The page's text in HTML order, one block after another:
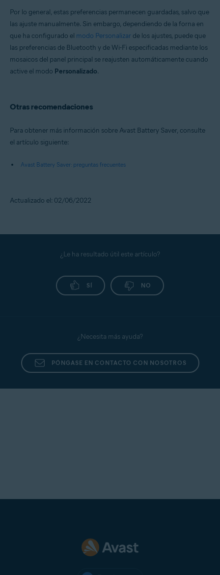
Por lo general, estas preferencias permanecen guardadas, salvo que
las ajuste manualmente. Sin embargo, dependiendo de la forna en
que ha configurado el modo Personalizar de los ajustes, puede que
las preferencias de Bluetooth y de Wi-Fi especificadas mediante los
mosaicos del panel principal se reajusten automáticamente cuando
active el modo Personalizado.
Otras recomendaciones
Para obtener más información sobre Avast Battery Saver, consulte
el artículo siguiente:
Avast Battery Saver: preguntas frecuentes
Actualizado el: 02/06/2022
¿Le ha resultado útil este artículo?
SÍ NO
¿Necesita más ayuda?
PÓNGASE EN CONTACTO CON NOSOTROS